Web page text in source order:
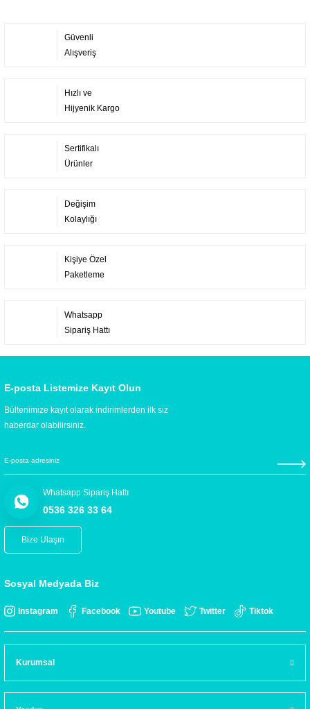
Güvenli
Alışveriş
Hızlı ve
Hijyenik Kargo
Sertifikalı
Ürünler
Değişim
Kolaylığı
Kişiye Özel
Paketleme
Whatsapp
Sipariş Hattı
E-posta Listemize Kayıt Olun
Bültenimize kayıt olarak indirimlerden ilk siz
haberdar olabilirsiniz.
Whatsapp Sipariş Hattı
0536 326 33 64
Bize Ulaşın
Sosyal Medyada Biz
Instagram Facebook Youtube Twitter Tiktok
Kurumsal